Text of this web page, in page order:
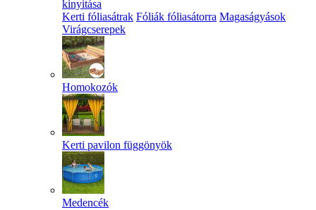
kinyitása
Kerti fóliasátrak Fóliák fóliasátorra Magaságyások
Virágcserepek
Homokozók
Kerti pavilon függönyök
Medencék